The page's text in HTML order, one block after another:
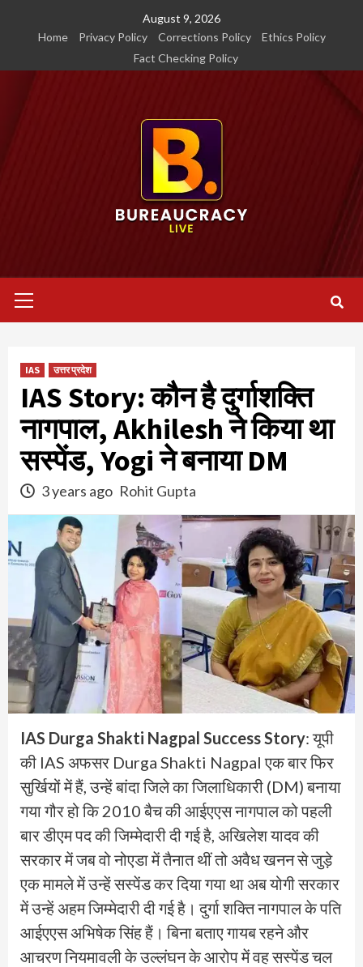
August 9, 2026
Home
Privacy Policy Corrections Policy
Ethics Policy
Fact Checking Policy
Menu
IAS उत्तर प्रदेश
IAS Story: कौन है दुर्गाशक्ति
नागपाल, Akhilesh ने किया था
सस्‍पेंड, Yogi ने बनाया DM
3 years ago Rohit Gupta
IAS Durga Shakti Nagpal Success Story: यूपी
की IAS अफसर Durga Shakti Nagpal एक बार फिर
सुर्खियों में हैं, उन्हें बांदा जिले का जिलाधिकारी (DM) बनाया
गया गौर हो कि 2010 बैच की आईएएस नागपाल को पहली
बार डीएम पद की जिम्‍मेदारी दी गई है, अखिलेश यादव की
सरकार में जब वो नोएडा में तैनात थीं तो अवैध खनन से जुड़े
एक मामले में उन्‍हें सस्‍पेंड कर दिया गया था अब योगी सरकार
में उन्‍हें अहम जिम्‍मेदारी दी गई है। दुर्गा शक्ति नागपाल के पति
आईएएस अभिषेक सिंह हैं। बिना बताए गायब रहने और
आचरण नियमावली के उल्‍लंघन के आरोप में वह सस्‍पेंड चल